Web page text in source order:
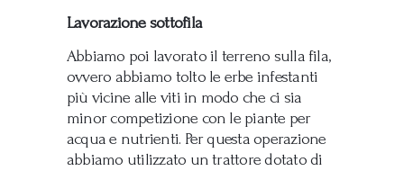
Lavorazione sottofila
Abbiamo poi lavorato il terreno sulla fila,
ovvero abbiamo tolto le erbe infestanti
più vicine alle viti in modo che ci sia
minor competizione con le piante per
acqua e nutrienti. Per questa operazione
abbiamo utilizzato un trattore dotato di